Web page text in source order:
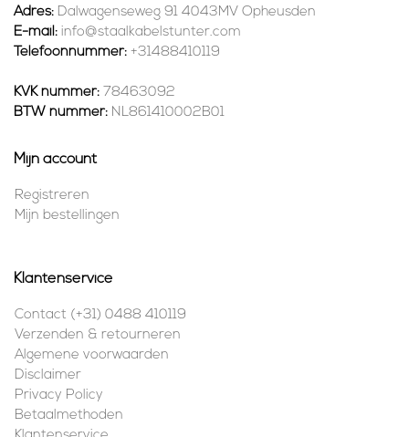
Adres: Dalwagenseweg 91 4043MV Opheusden
E-mail: info@staalkabelstunter.com
Telefoonnummer: +31488410119
KVK nummer: 78463092
BTW nummer: NL861410002B01
Mijn account
Registreren
Mijn bestellingen
Klantenservice
Contact (+31) 0488 410119
Verzenden & retourneren
Algemene voorwaarden
Disclaimer
Privacy Policy
Betaalmethoden